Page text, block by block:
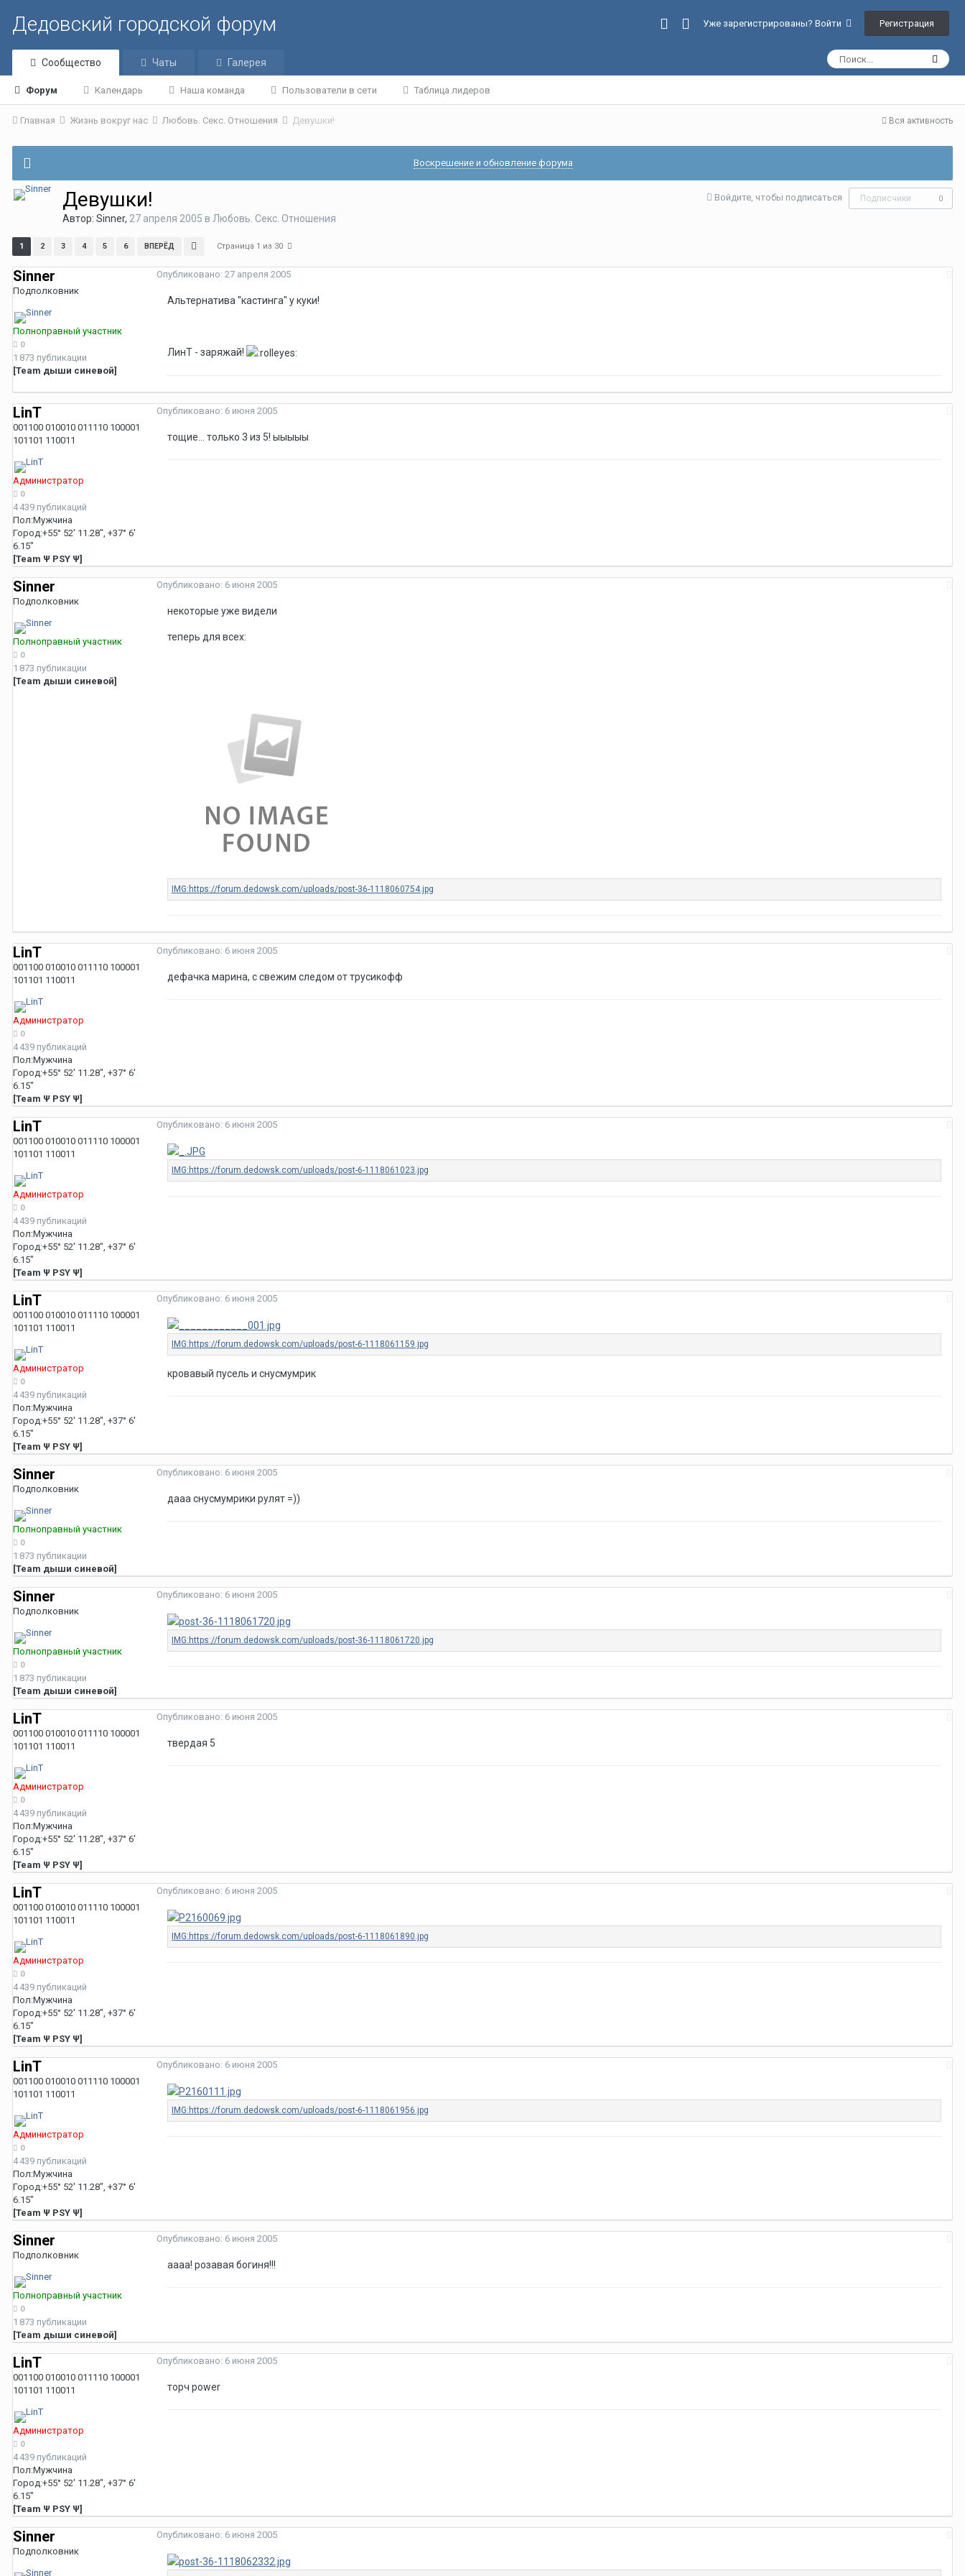
Дедовский городской форум Уже зарегистрированы? Войти Регистрация
Сообщество
Форум Календарь Наша команда Пользователи в сети Таблица лидеров
Чаты Галерея
Вся активность
Главная Жизнь вокруг нас Любовь. Секс. Отношения Девушки!
Воскрешение и обновление форума
Войдите, чтобы подписаться Подписчики 0
Девушки!
Автор: Sinner, 27 апреля 2005 в Любовь. Секс. Отношения
1 2 3 4 5 6 ВПЕРЁД Страница 1 из 30
Sinner
Подполковник
Полноправный участник
0
1 873 публикации
[Team дыши синевой]
Опубликовано: 27 апреля 2005
Альтернатива "кастинга" у куки!
ЛинТ - заряжай!
LinT
001100 010010 011110 100001
101101 110011
Администратор
0
4 439 публикаций
Пол:Мужчина
Город:+55° 52' 11.28", +37° 6'
6.15"
[Team Ψ PSY Ψ]
Опубликовано: 6 июня 2005
тощие... только 3 из 5! ыыыыы
Sinner
Подполковник
Полноправный участник
0
1 873 публикации
[Team дыши синевой]
Опубликовано: 6 июня 2005
некоторые уже видели
теперь для всех:
LinT
001100 010010 011110 100001
101101 110011
Администратор
0
4 439 публикаций
Пол:Мужчина
Город:+55° 52' 11.28", +37° 6'
6.15"
[Team Ψ PSY Ψ]
Опубликовано: 6 июня 2005
дефачка марина, с свежим следом от трусикофф
LinT
001100 010010 011110 100001
101101 110011
Администратор
0
4 439 публикаций
Пол:Мужчина
Город:+55° 52' 11.28", +37° 6'
6.15"
[Team Ψ PSY Ψ]
Опубликовано: 6 июня 2005
LinT
001100 010010 011110 100001
101101 110011
Администратор
0
4 439 публикаций
Пол:Мужчина
Город:+55° 52' 11.28", +37° 6'
6.15"
[Team Ψ PSY Ψ]
Опубликовано: 6 июня 2005
кровавый пусель и снусмумрик
Sinner
Подполковник
Полноправный участник
0
1 873 публикации
[Team дыши синевой]
Опубликовано: 6 июня 2005
дааа снусмумрики рулят =))
Sinner
Подполковник
Полноправный участник
0
1 873 публикации
[Team дыши синевой]
Опубликовано: 6 июня 2005
LinT
001100 010010 011110 100001
101101 110011
Администратор
0
4 439 публикаций
Пол:Мужчина
Город:+55° 52' 11.28", +37° 6'
6.15"
[Team Ψ PSY Ψ]
Опубликовано: 6 июня 2005
твердая 5
LinT
001100 010010 011110 100001
101101 110011
Администратор
0
4 439 публикаций
Пол:Мужчина
Город:+55° 52' 11.28", +37° 6'
6.15"
[Team Ψ PSY Ψ]
Опубликовано: 6 июня 2005
LinT
001100 010010 011110 100001
101101 110011
Администратор
0
4 439 публикаций
Пол:Мужчина
Город:+55° 52' 11.28", +37° 6'
6.15"
[Team Ψ PSY Ψ]
Опубликовано: 6 июня 2005
Sinner
Подполковник
Полноправный участник
0
1 873 публикации
[Team дыши синевой]
Опубликовано: 6 июня 2005
аааа! розавая богиня!!!
LinT
001100 010010 011110 100001
101101 110011
Администратор
0
4 439 публикаций
Пол:Мужчина
Город:+55° 52' 11.28", +37° 6'
6.15"
[Team Ψ PSY Ψ]
Опубликовано: 6 июня 2005
торч power
Sinner
Подполковник
Опубликовано: 6 июня 2005